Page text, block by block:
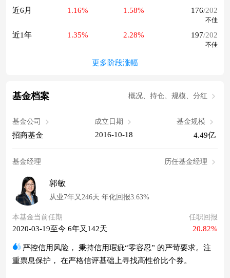
近6月 1.16% 1.58% 176/202
不佳
近1年 1.35% 2.28% 197/202
不佳
更多阶段涨幅
基金档案 概况、持仓、规模、分红
基金公司
招商基金
成立日期
2016-10-18
基金规模
4.49亿
基金经理 历任基金经理
郭敏
从业7年又246天 年化回报3.63%
本基金当前任期
2020-03-19至今 6年又142天
任职回报
20.82%
严控信用风险， 秉持信用瑕疵“零容忍” 的严苛要求。注
重票息保护， 在严格信评基础上寻找高性价比个券。